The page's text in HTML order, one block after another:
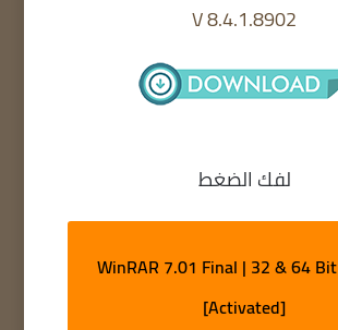
V 8.4.1.8902
لفك الضغط
WinRAR 7.01 Final | 32 & 64 Bit
[Activated]